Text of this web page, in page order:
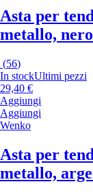
Asta per
metallo, nero
(56)
In stockUltimi pezzi
29,40 €
Aggiungi
Aggiungi
Wenko
Asta per
metallo,